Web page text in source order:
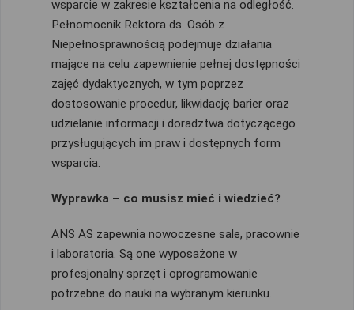
wsparcie w zakresie kształcenia na odległość.
Pełnomocnik Rektora ds. Osób z
Niepełnosprawnością podejmuje działania
mające na celu zapewnienie pełnej dostępności
zajęć dydaktycznych, w tym poprzez
dostosowanie procedur, likwidację barier oraz
udzielanie informacji i doradztwa dotyczącego
przysługujących im praw i dostępnych form
wsparcia.
Wyprawka – co musisz mieć i wiedzieć?
ANS AS zapewnia nowoczesne sale, pracownie
i laboratoria. Są one wyposażone w
profesjonalny sprzęt i oprogramowanie
potrzebne do nauki na wybranym kierunku.